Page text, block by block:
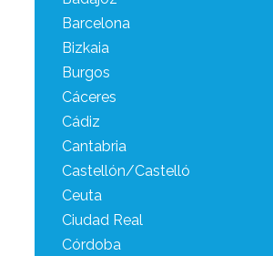
Barcelona
Bizkaia
Burgos
Cáceres
Cádiz
Cantabria
Castellón/Castelló
Ceuta
Ciudad Real
Córdoba